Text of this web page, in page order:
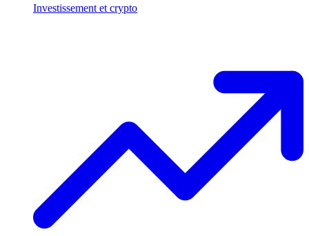
Investissement et crypto